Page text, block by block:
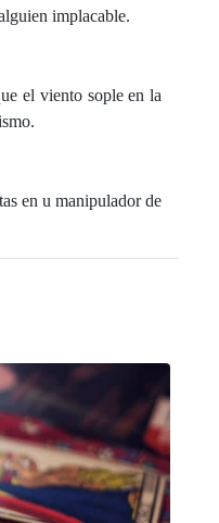
implacable.
el viento sople en la
en u manipulador de